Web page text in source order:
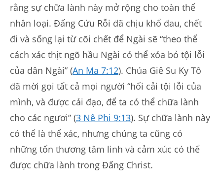
rằng sự chữa lành này mở rộng cho toàn thể
nhân loại. Đấng Cứu Rỗi đã chịu khổ đau, chết
đi và sống lại từ cõi chết để Ngài sẽ “theo thể
cách xác thịt ngõ hầu Ngài có thể xóa bỏ tội lỗi
của dân Ngài” (An Ma 7:12). Chúa Giê Su Ky Tô
đã mời gọi tất cả mọi người “hối cải tội lỗi của
mình, và được cải đạo, để ta có thể chữa lành
cho các ngươi” (3 Nê Phi 9:13). Sự chữa lành này
có thể là thể xác, nhưng chúng ta cũng có
những tổn thương tâm linh và cảm xúc có thể
được chữa lành trong Đấng Christ.